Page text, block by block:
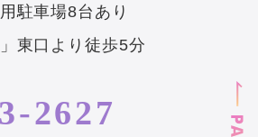
駐車場8台あり
東口より徒歩5分
2627